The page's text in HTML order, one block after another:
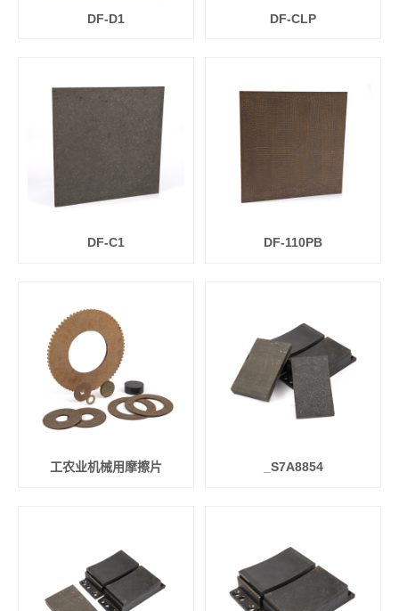
DF-D1 DF-CLP
DF-C1 DF-110PB
工农业机械用摩擦片 _S7A8854